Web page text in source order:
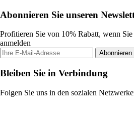
Abonnieren Sie unseren
Profitieren Sie von 10% Rabatt, wenn
anmelden
Abonnieren
Bleiben Sie in Verbindung
Folgen Sie uns in den sozialen